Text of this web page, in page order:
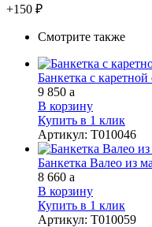
+150 ₽
Смотрите также
Банкетка с
9 850 a
В корзину
Купить в 1 клик
Артикул: Т010046
Банкетка Валео из
8 660 a
В корзину
Купить в 1 клик
Артикул: Т010059